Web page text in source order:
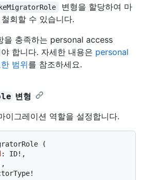
변형을 할당하여 마
회할 수 있습니다.
을 충족하는 personal access
합니다. 자세한 내용은 personal
범위를 참조하세요.
변형
이그레이션 역할을 설정합니다.
(
: ID! ,
,
!